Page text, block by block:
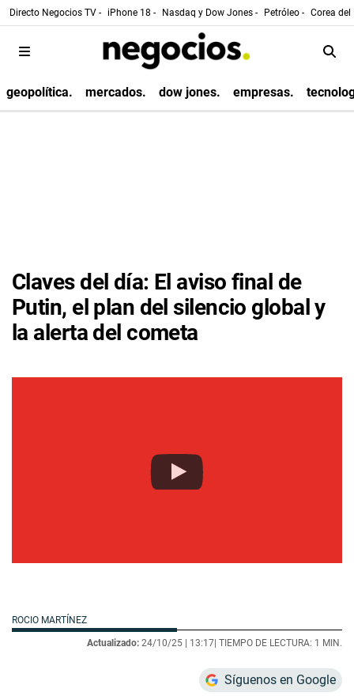
Directo Negocios TV - iPhone 18 - Nasdaq y Dow Jones - Petróleo - Corea
geopolítica. mercados. dow jones. empresas.
Claves del día: El aviso final de
Putin, el plan del silencio global y
la alerta del cometa
ROCIO MARTÍNEZ
Actualizado: 24/10/25 | 13:17 | TIEMPO DE LECTURA: 1 MIN.
Síguenos en Google